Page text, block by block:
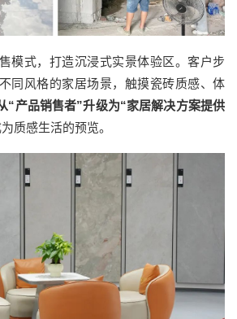
模式，打造沉浸式实景体验区。客户步
同风格的家居场景，触摸瓷砖质感、体
“产品销售者”升级为“家居解决方案提供
质感生活的预览。